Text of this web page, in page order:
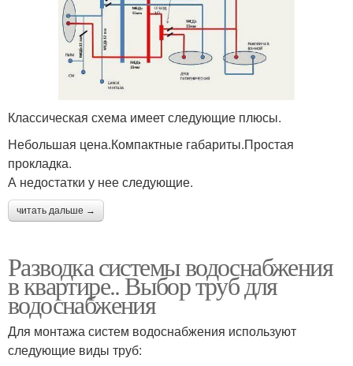
Классическая схема имеет следующие плюсы.
Небольшая цена.Компактные габариты.Простая
прокладка.
А недостатки у нее следующие.
читать дальше →
Разводка системы водоснабжения
в квартире.. Выбор труб для
водоснабжения
Для монтажа систем водоснабжения используют
следующие виды труб: